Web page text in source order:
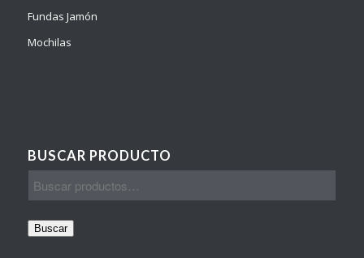
Fundas Jamón
Mochilas
BUSCAR PRODUCTO
Buscar